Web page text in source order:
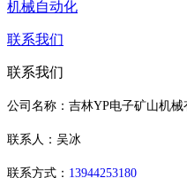
机械自动化
联系我们
联系我们
公司名称：吉林YP电子矿山机械
联系人：吴冰
联系方式： 13944253180